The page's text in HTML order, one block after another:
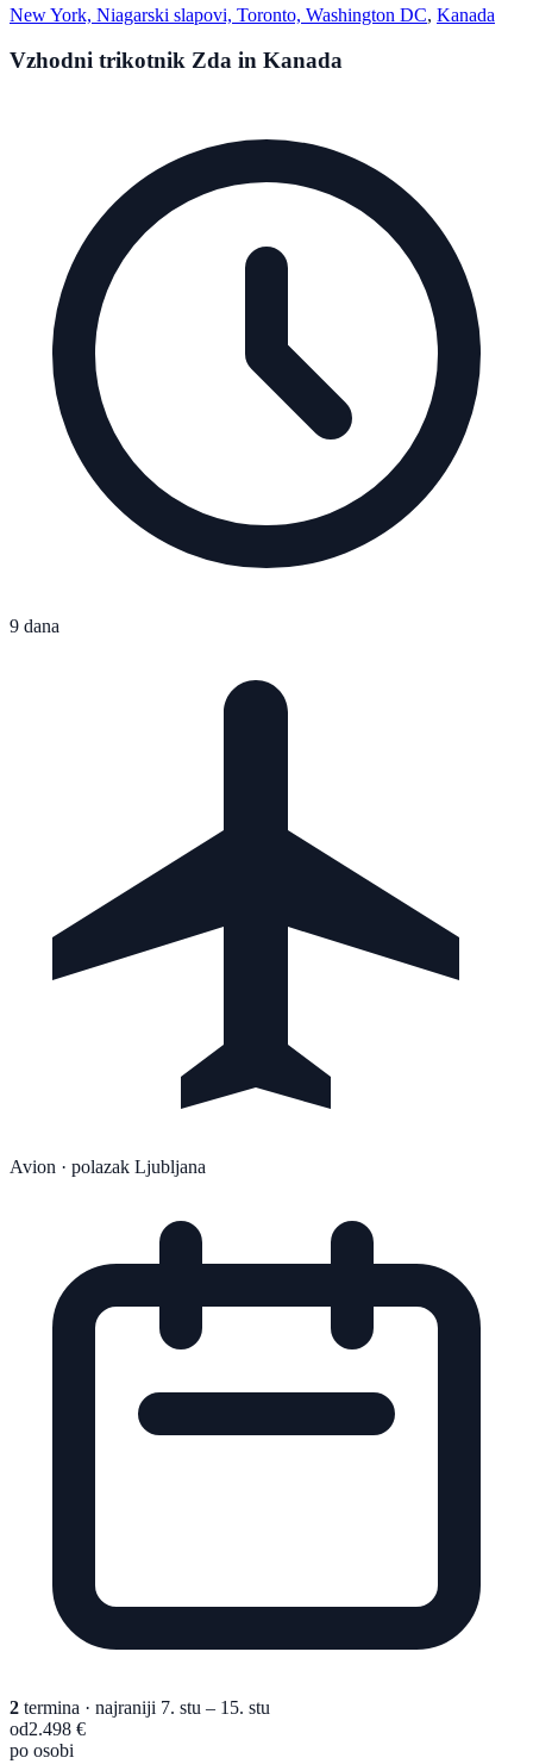
New York, Niagarski slapovi, Toronto, Washington DC, Kanada
Vzhodni trikotnik Zda in Kanada
9 dana
Avion · polazak Ljubljana
2 termina · najraniji 7. stu – 15. stu
od2.498 €
po osobi